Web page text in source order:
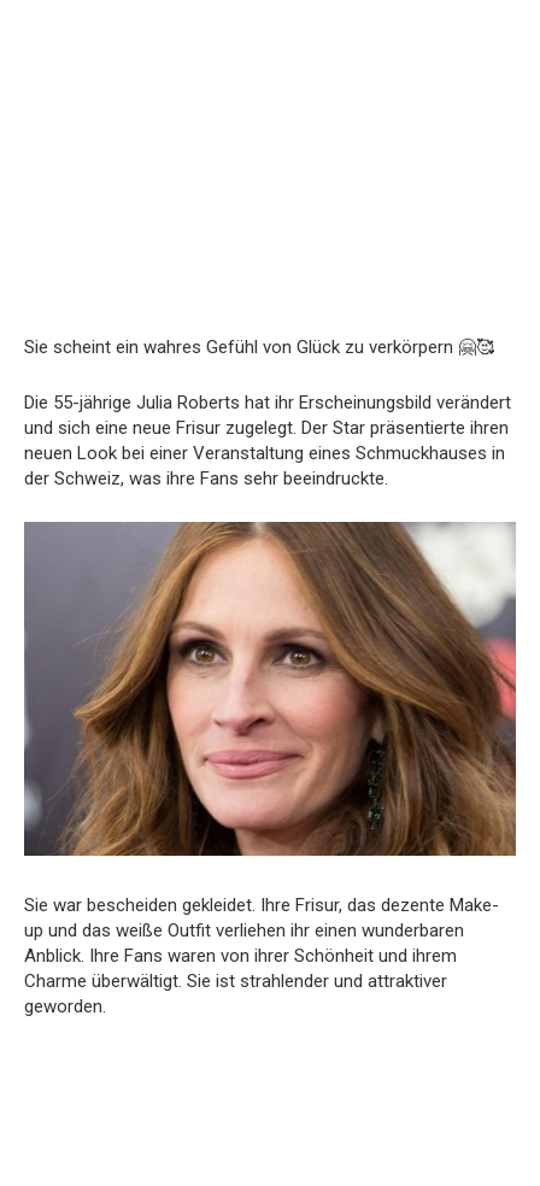
Sie scheint ein wahres Gefühl von Glück zu verkörpern 🤗🥰
Die 55-jährige Julia Roberts hat ihr Erscheinungsbild verändert
und sich eine neue Frisur zugelegt. Der Star präsentierte ihren
neuen Look bei einer Veranstaltung eines Schmuckhauses in
der Schweiz, was ihre Fans sehr beeindruckte.
Sie war bescheiden gekleidet. Ihre Frisur, das dezente Make-
up und das weiße Outfit verliehen ihr einen wunderbaren
Anblick. Ihre Fans waren von ihrer Schönheit und ihrem
Charme überwältigt. Sie ist strahlender und attraktiver
geworden.